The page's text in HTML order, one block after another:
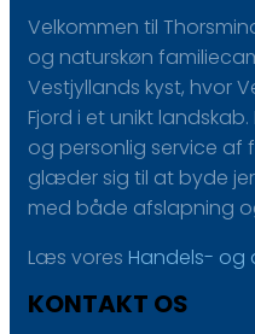
Velkommen til
og naturskøn
Vestjyllands kyst, hvor
Fjord i et unikt
og personlig service af
glæder sig til at byde
med både afslapning
Læs vores H​andels- og
KONTAKT OS